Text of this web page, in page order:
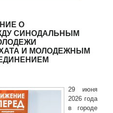
О
СИНОДАЛЬНЫМ
И МОЛОДЕЖНЫМ
29 июня
2026 года
в городе